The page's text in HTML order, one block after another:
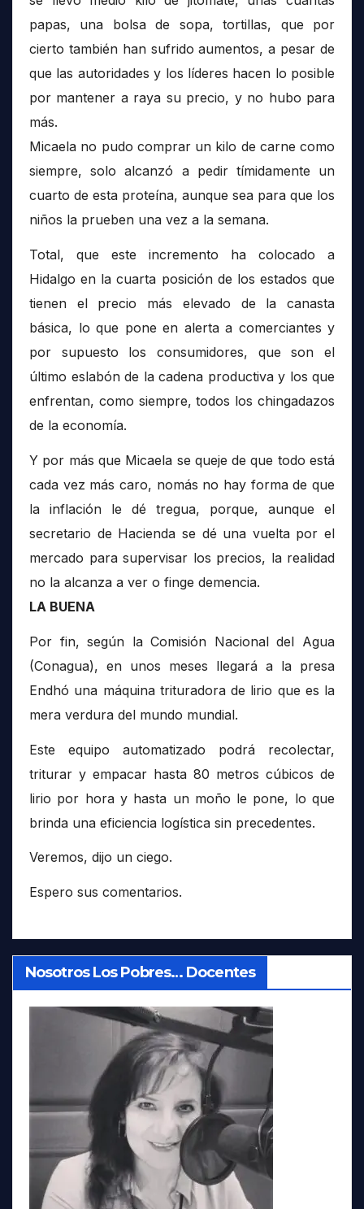
papas, una bolsa de sopa, tortillas, que por
cierto también han sufrido aumentos, a pesar de
que las autoridades y los líderes hacen lo posible
por mantener a raya su precio, y no hubo para
más.
Micaela no pudo comprar un kilo de carne como
siempre, solo alcanzó a pedir tímidamente un
cuarto de esta proteína, aunque sea para que los
niños la prueben una vez a la semana.
Total, que este incremento ha colocado a
Hidalgo en la cuarta posición de los estados que
tienen el precio más elevado de la canasta
básica, lo que pone en alerta a comerciantes y
por supuesto los consumidores, que son el
último eslabón de la cadena productiva y los que
enfrentan, como siempre, todos los chingadazos
de la economía.
Y por más que Micaela se queje de que todo está
cada vez más caro, nomás no hay forma de que
la inflación le dé tregua, porque, aunque el
secretario de Hacienda se dé una vuelta por el
mercado para supervisar los precios, la realidad
no la alcanza a ver o finge demencia.
LA BUENA
Por fin, según la Comisión Nacional del Agua
(Conagua), en unos meses llegará a la presa
Endhó una máquina trituradora de lirio que es la
mera verdura del mundo mundial.
Este equipo automatizado podrá recolectar,
triturar y empacar hasta 80 metros cúbicos de
lirio por hora y hasta un moño le pone, lo que
brinda una eficiencia logística sin precedentes.
Veremos, dijo un ciego.
Espero sus comentarios.
Nosotros Los Pobres… Docentes